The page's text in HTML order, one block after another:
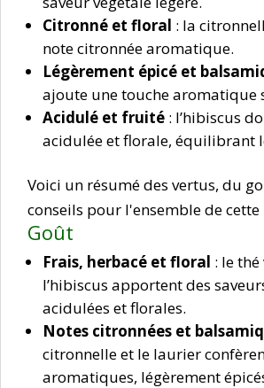
Citronné et floral : la
note citronnée aromatique.
Légèrement épicé et
ajoute une touche aromatique
Acidulé et fruité : l’hibiscus
acidulée et florale, équilibrant
Voici un résumé des vertus, du
conseils pour l'ensemble de
Goût
Frais, herbacé et floral : le
l’hibiscus apportent des
acidulées et florales.
Notes citronnées et
citronnelle et le laurier
aromatiques, légèrement